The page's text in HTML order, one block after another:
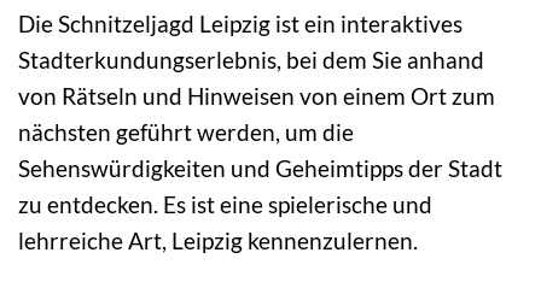
Die Schnitzeljagd Leipzig ist ein interaktives
Stadterkundungserlebnis, bei dem Sie anhand
von Rätseln und Hinweisen von einem Ort zum
nächsten geführt werden, um die
Sehenswürdigkeiten und Geheimtipps der Stadt
zu entdecken. Es ist eine spielerische und
lehrreiche Art, Leipzig kennenzulernen.